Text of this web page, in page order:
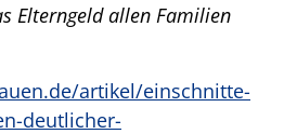
Elterngeld allen Familien
artikel/einschnitte-
deutlicher-